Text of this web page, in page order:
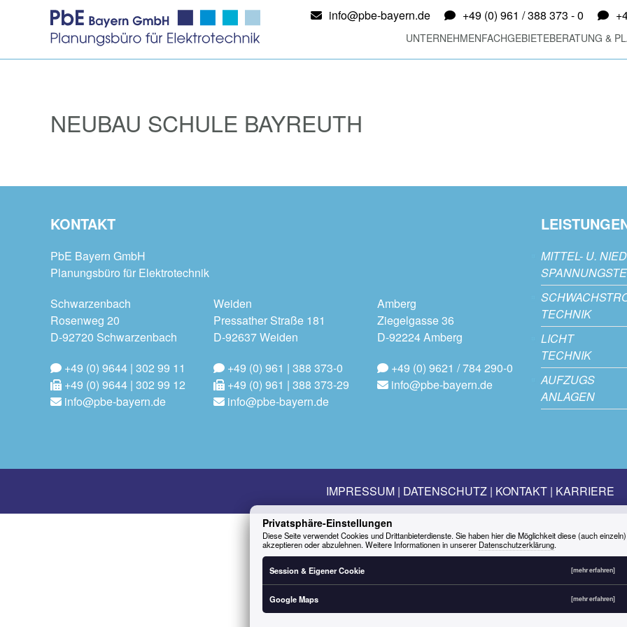
info@pbe-bayern.de +49 (0) 961 / 388 373 - 0
UNTERNEHMENFACHGEBIETEBERATUNG &
NEUBAU SCHULE BAYREUTH
KONTAKT
PbE Bayern GmbH
Planungsbüro für Elektrotechnik
Schwarzenbach
Rosenweg 20
D-92720 Schwarzenbach
+49 (0) 9644 | 302 99 11
+49 (0) 9644 | 302 99 12
info@pbe-bayern.de
Weiden
Pressather Straße 181
D-92637 Weiden
+49 (0) 961 | 388 373-0
+49 (0) 961 | 388 373-29
info@pbe-bayern.de
Amberg
Ziegelgasse 36
D-92224 Amberg
+49 (0) 9621 / 784 290-0
info@pbe-bayern.de
MITTEL- U.
TECHNIK
LICHT
TECHNIK
AUFZUGS
ANLAGEN
IMPRESSUM DATENSCHUTZ KONTAKT KARRIERE
Privatsphäre-Einstellungen
Diese Seite verwendet Cookies und Drittanbieterdienste. Sie haben hier die Möglichkeit diese (auch
akzeptieren oder abzulehnen. Weitere Informationen in unserer Datenschutzerklärung.
Session & Eigener Cookie [mehr erfahren]
Google Maps [mehr erfahren]